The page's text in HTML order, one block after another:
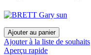
Ajouter au panier
Ajouter à la liste de souhaits
Aperçu rapide